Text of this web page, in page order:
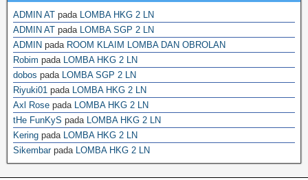
ADMIN AT pada LOMBA HKG 2 LN
ADMIN AT pada LOMBA SGP 2 LN
ADMIN pada ROOM KLAIM LOMBA DAN OBROLAN
Robim pada LOMBA HKG 2 LN
dobos pada LOMBA SGP 2 LN
Riyuki01 pada LOMBA HKG 2 LN
Axl Rose pada LOMBA HKG 2 LN
tHe FunKyS pada LOMBA HKG 2 LN
Kering pada LOMBA HKG 2 LN
Sikembarpada LOMBA HKG 2 LN